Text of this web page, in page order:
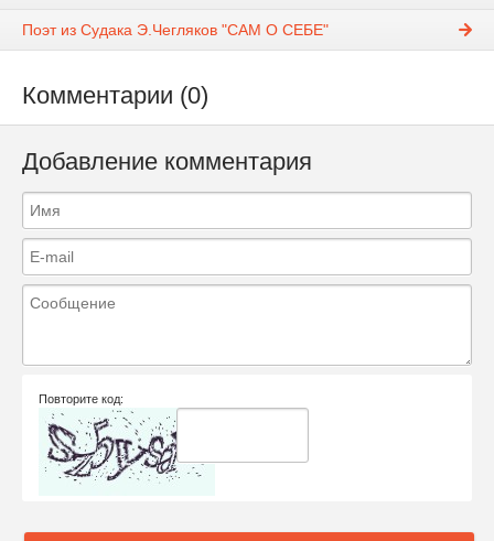
Поэт из Судака Э.Чегляков "САМ О СЕБЕ"
Комментарии (0)
Добавление комментария
Повторите код: